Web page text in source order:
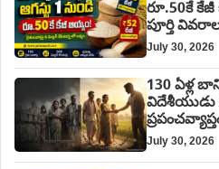
రూ.50కే
పూర్తి
July 30, 2026
130 ఏళ్ల
విదేశీయుడు
July 30, 2026